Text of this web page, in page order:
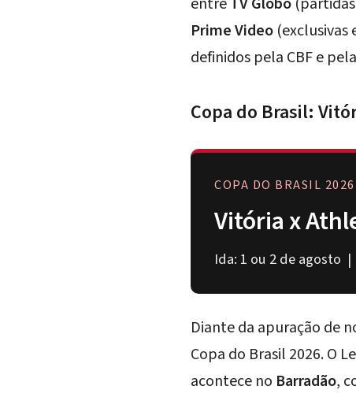
Prime Video (exclusivas
definidos pela CBF e
Copa do Brasil:
COPA DO BRASIL
Vitória x
Ida: 1 ou 2 de agosto
Diante da apuração de
Copa do Brasil 2026. O
acontece no Barradão,